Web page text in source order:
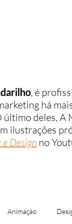
, é
há
deles, A
ilustrações
Design no
Animação